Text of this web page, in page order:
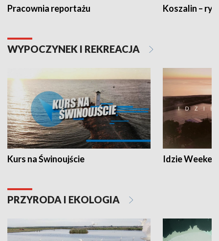
Pracownia reportażu Koszalin –
WYPOCZYNEK I REKREACJA
Kurs na Świnoujście Idzie
PRZYRODA I EKOLOGIA